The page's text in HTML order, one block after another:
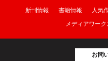
新刊情報 書籍情報 人気
メディアワー
お問